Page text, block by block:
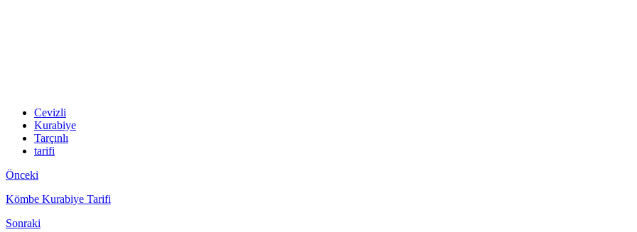
Cevizli
Kurabiye
Tarçınlı
tarifi
Önceki
Kömbe Kurabiye Tarifi
Sonraki